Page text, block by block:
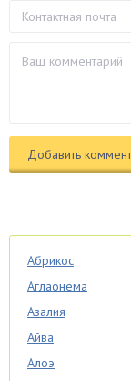
Абрикос
Аглаонема
Азалия
Айва
Алоэ